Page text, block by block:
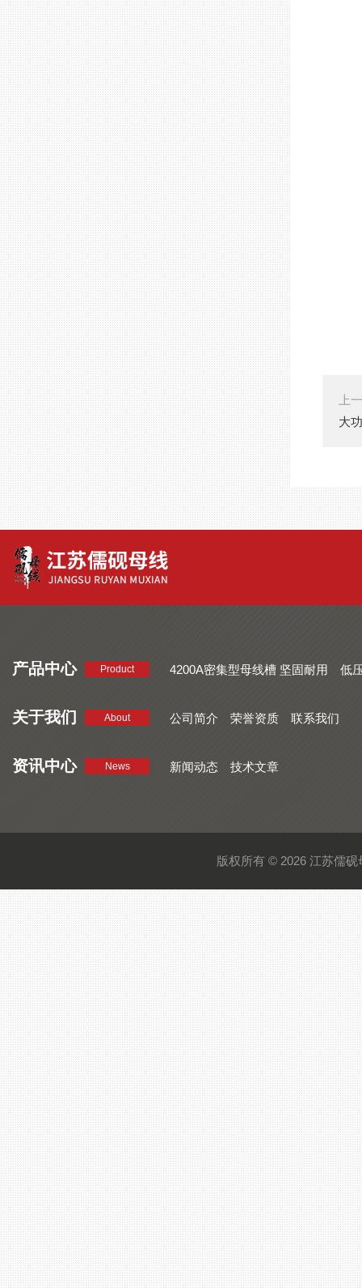
上
大
产品中心 Product 4200A密集型母线槽 坚固耐用
低
关于我们 About 公司简介 荣誉资质 联系我们
资讯中心 News 新闻动态 技术文章
版权所有 © 2026 江苏儒